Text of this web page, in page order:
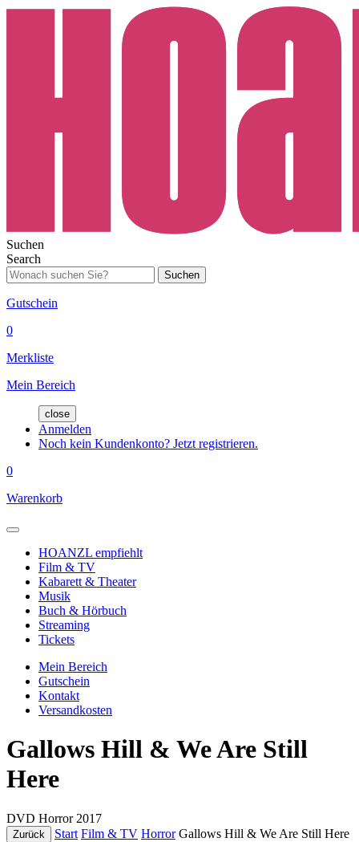
Suchen
Search
Suchen
Gutschein
0
Merkliste
Mein Bereich
close
Anmelden
Noch kein Kundenkonto? Jetzt registrieren.
0
Warenkorb
HOANZL empfiehlt
Film & TV
Kabarett & Theater
Musik
Buch & Hörbuch
Streaming
Tickets
Mein Bereich
Gutschein
Kontakt
Versandkosten
Gallows Hill & We Are Still
Here
DVD Horror 2017
Zurück Start Film & TV Horror Gallows Hill & We Are Still Here